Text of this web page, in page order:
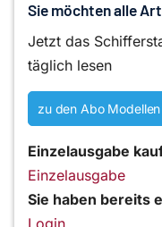
Sie möchten alle
Jetzt das
täglich lesen
zu den Abo Modellen
Einzelausgabe
Einzelausgabe
Sie haben bereits